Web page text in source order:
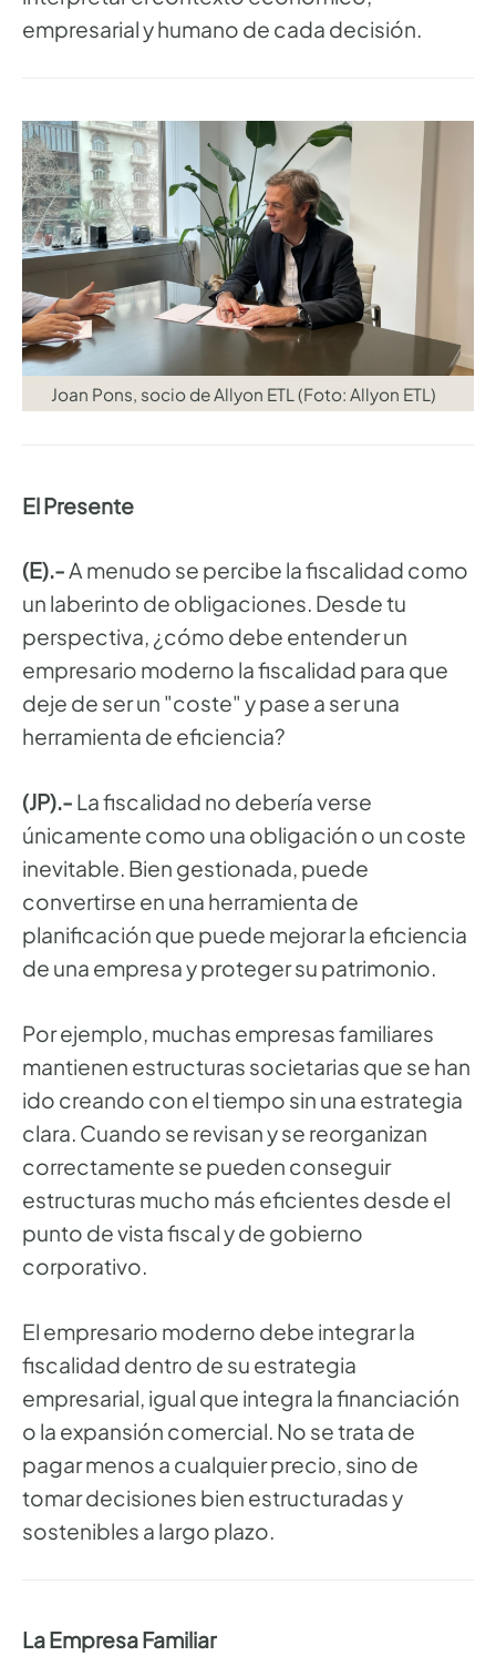
empresarial y humano de cada decisión.
Joan Pons, socio de Allyon ETL (Foto: Allyon ETL)
El Presente
(E).-A menudo se percibe la fiscalidad como
un laberinto de obligaciones. Desde tu
perspectiva, ¿cómo debe entender un
empresario moderno la fiscalidad para que
deje de ser un "coste" y pase a ser una
herramienta de eficiencia?
(JP).- La fiscalidad no debería verse
únicamente como una obligación o un coste
inevitable. Bien gestionada, puede
convertirse en una herramienta de
planificación que puede mejorar la eficiencia
de una empresa y proteger su patrimonio.
Por ejemplo, muchas empresas familiares
mantienen estructuras societarias que se han
ido creando con el tiempo sin una estrategia
clara. Cuando se revisan y se reorganizan
correctamente se pueden conseguir
estructuras mucho más eficientes desde el
punto de vista fiscal y de gobierno
corporativo.
El empresario moderno debe integrar la
fiscalidad dentro de su estrategia
empresarial, igual que integra la financiación
o la expansión comercial. No se trata de
pagar menos a cualquier precio, sino de
tomar decisiones bien estructuradas y
sostenibles a largo plazo.
La Empresa Familiar